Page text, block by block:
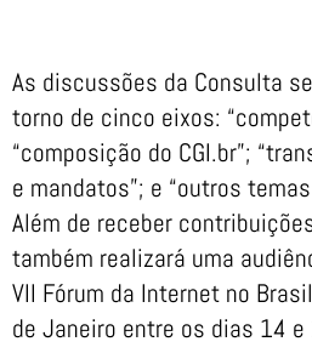
As discussões da Consulta
torno de cinco eixos:
“composição do CGI.br”;
e mandatos”; e “outros
Além de receber
também realizará uma
VII Fórum da Internet no
de Janeiro entre os dias 14 e